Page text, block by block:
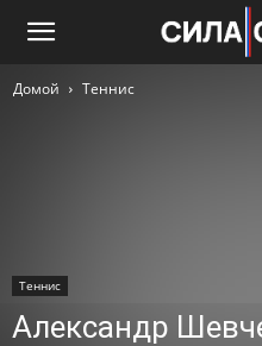
Домой Теннис
Теннис
Александр